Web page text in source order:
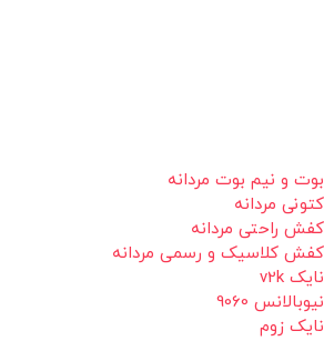
بوت و نیم بوت مردانه
کتونی مردانه
کفش راحتی مردانه
کفش کلاسیک و رسمی مردانه
نایک v2k
نیوبالانس 9060
نایک زوم